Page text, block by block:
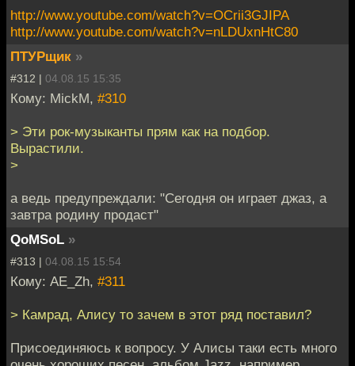
http://www.youtube.com/watch?v=OCrii3GJIPA
http://www.youtube.com/watch?v=nLDUxnHtC80
ПТУРщик »
#312 | 04.08.15 15:35
Кому: MickM, #310
> Эти рок-музыканты прям как на подбор.
Вырастили.
>
а ведь предупреждали: "Сегодня он играет джаз, а
завтра родину продаст"
QoMSoL »
#313 | 04.08.15 15:54
Кому: AE_Zh, #311
> Камрад, Алису то зачем в этот ряд поставил?
Присоединяюсь к вопросу. У Алисы таки есть много